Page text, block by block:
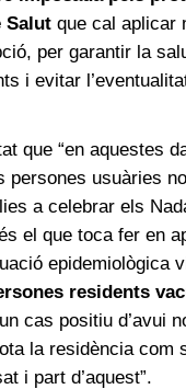
Salut que cal aplicar
per garantir la
i evitar
que “en aquestes
persones usuàries
a celebrar els
el que toca fer en
epidemiològica
residents
cas positiu d’avui
la residència com
i part d’aquest”.